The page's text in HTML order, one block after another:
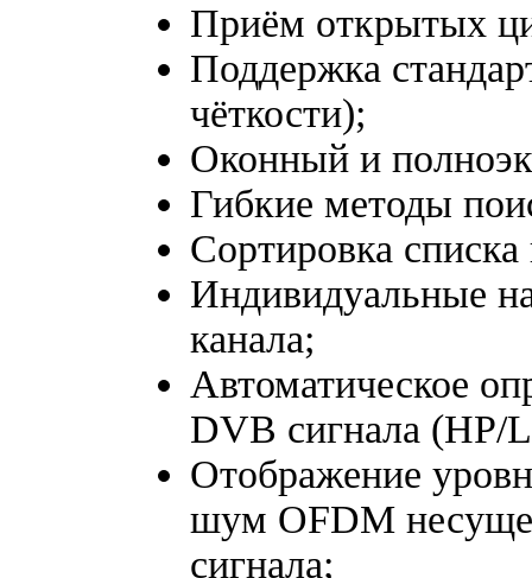
Приём открытых
Поддержка
чёткости);
Оконный и
Гибкие методы
Сортировка
Индивидуальные
канала;
Автоматическое
DVB сигнала (HP/
Отображение
шум OFDM
сигнала;